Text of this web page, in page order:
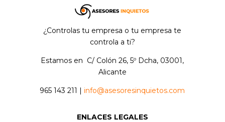
¿Controlas tu empresa o tu empresa te
controla a ti?
Estamos en C/ Colón 26, 5º Dcha, 03001,
Alicante
965 143 211 |info@asesoresinquietos.com
ENLACES LEGALES